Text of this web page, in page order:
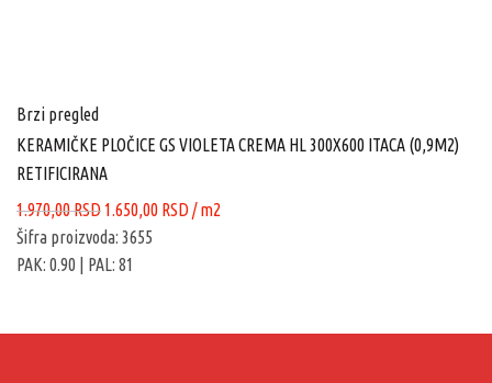
Brzi pregled
KERAMIČKE PLOČICE GS VIOLETA CREMA HL 300X600 ITACA (0,9M2)
RETIFICIRANA
1.970,00RSD Originalna
cena
je
1.650,00 RSDTrenutna
/ m2
Šifra proizvoda: 3655
PAK: 0.90 | PAL: 81